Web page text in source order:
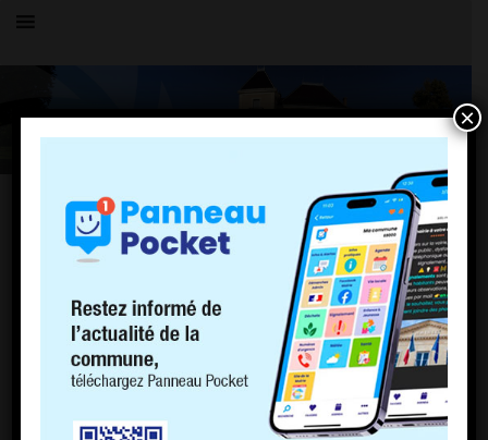
OK
PAGES
PLU
Politique de cookies (EU)
ACCUEIL
HISTOIRE
×